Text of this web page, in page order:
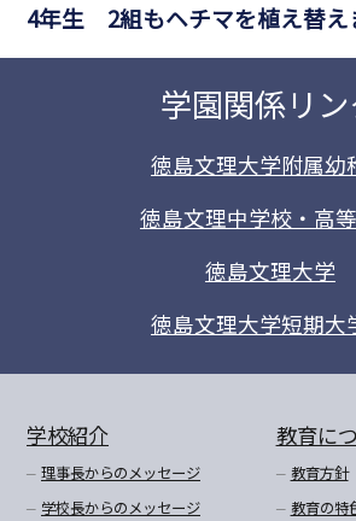
4年生 2組もヘチマを植え替え
学園関係リン
徳島文理大学附属幼
徳島文理中学校・高
徳島文理大学
徳島文理大学短期大
学校紹介
理事長からのメッセージ
学校長からのメッセージ
教育に
教育方針
教育の特